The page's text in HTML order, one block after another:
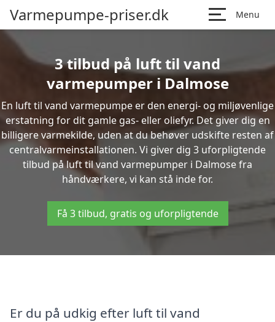
Varmepumpe-priser.dk Menu
3 tilbud på luft til vand
varmepumper i Dalmose
En luft til vand varmepumpe er den energi- og miljøvenlige
erstatning for dit gamle gas- eller oliefyr. Det giver dig en
billigere varmekilde, uden at du behøver udskifte resten af
centralvarmeinstallationen. Vi giver dig 3 uforpligtende
tilbud på luft til vand varmepumper i Dalmose fra
håndværkere, vi kan stå inde for.
Få 3 tilbud, gratis og uforpligtende
Er du på udkig efter luft til vand